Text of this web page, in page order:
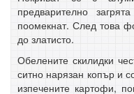
предварително
поомекнат. След това
до златисто.
Обелените скилидки
ситно нарязан копър и
изпечените картофи,